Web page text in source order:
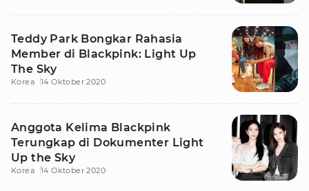
Teddy Park Bongkar Rahasia
Member di Blackpink: Light Up
The Sky
Korea 14 Oktober 2020
Anggota Kelima Blackpink
Terungkap di Dokumenter Light
Up the Sky
Korea 14 Oktober 2020